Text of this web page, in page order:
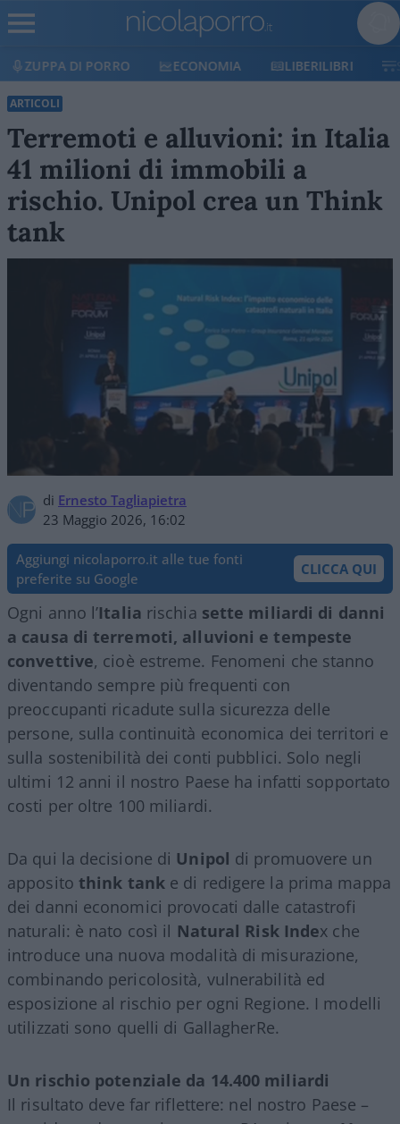
ECONOMIA LIBERILIBRI SHOP SOSTIENICI
ARTICOLI
Terremoti e alluvioni: in Italia
41 milioni di immobili a
rischio. Unipol crea un Think
tank
di Ernesto Tagliapietra
23 Maggio 2026, 16:02
Aggiungi nicolaporro.it alle tue fonti
preferite su Google
CLICCA QUI
Ogni anno l’Italia rischia sette miliardi di danni
a causa di terremoti, alluvioni e tempeste
convettive, cioè estreme. Fenomeni che stanno
diventando sempre più frequenti con
preoccupanti ricadute sulla sicurezza delle
persone, sulla continuità economica dei territori e
sulla sostenibilità dei conti pubblici. Solo negli
ultimi 12 anni il nostro Paese ha infatti sopportato
costi per oltre 100 miliardi.
Da qui la decisione di Unipol di promuovere un
apposito think tanke di redigere la prima mappa
dei danni economici provocati dalle catastrofi
naturali: è nato così il Natural Risk Index che
introduce una nuova modalità di misurazione,
combinando pericolosità, vulnerabilità ed
esposizione al rischio per ogni Regione. I modelli
utilizzati sono quelli di GallagherRe.
Un rischio potenziale da 14.400 miliardi
Il risultato deve far riflettere: nel nostro Paese –